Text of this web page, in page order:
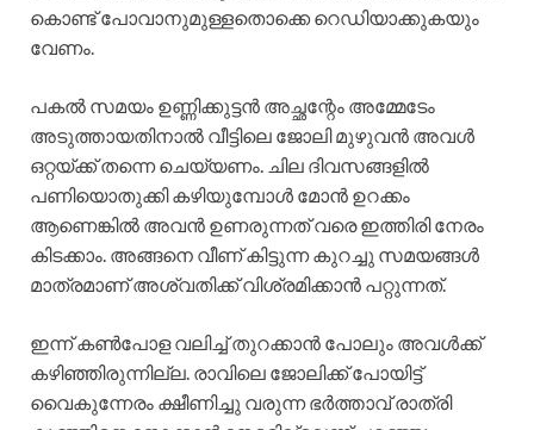
കൊണ്ട് പോവാനുമുള്ളതൊക്കെ റെഡിയാക്കുകയും
വേണം.
പകൽ സമയം ഉണ്ണിക്കുട്ടൻ അച്ഛന്റേം അമ്മേടേം
അടുത്തായതിനാൽ വീട്ടിലെ ജോലി മുഴുവൻ അവൾ
ഒറ്റയ്ക്ക് തന്നെ ചെയ്യണം. ചില ദിവസങ്ങളിൽ
പണിയൊതുക്കി കഴിയുമ്പോൾ മോൻ ഉറക്കം
ആണെങ്കിൽ അവൻ ഉണരുന്നത് വരെ ഇത്തിരി നേരം
കിടക്കാം. അങ്ങനെ വീണ് കിട്ടുന്ന കുറച്ചു സമയങ്ങൾ
മാത്രമാണ് അശ്വതിക്ക് വിശ്രമിക്കാൻ പറ്റുന്നത്.
ഇന്ന് കൺപോള വലിച്ച് തുറക്കാൻ പോലും അവൾക്ക്
കഴിഞ്ഞിരുന്നില്ല. രാവിലെ ജോലിക്ക് പോയിട്ട്
വൈകുന്നേരം ക്ഷീണിച്ചു വരുന്ന ഭർത്താവ് രാത്രി